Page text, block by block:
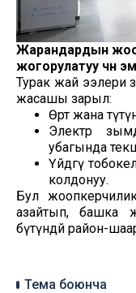
Жарандардын
жогорулатуу үчүн
Турак жай ээлери
жасашы зарыл:
Өрт жана
Электр
убагында
Үйдөгү
колдонуу.
Бул
азайтып, башка
бүтүндөй район-
Тема боюнча